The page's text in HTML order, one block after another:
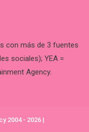
con más de 3 fuentes
sociales); YEA =
Agency.
2004 - 2026 |